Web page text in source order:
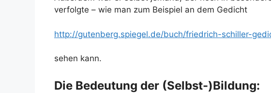
verfolgte – wie man zum Beispiel an dem Gedicht
http://gutenberg.spiegel.de/buch/friedrich-schiller-
sehen kann.
Die Bedeutung der (Selbst-)Bildung: